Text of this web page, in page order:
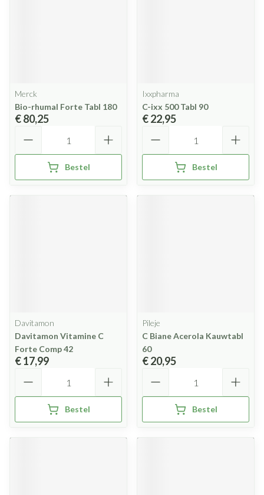
Merck
Bio-rhumal Forte Tabl 180
€ 80,25
Bestel
Ixxpharma
C-ixx 500 Tabl 90
€ 22,95
Bestel
Davitamon
Davitamon Vitamine C
Forte Comp 42
€ 17,99
Bestel
Pileje
C Biane Acerola Kauwtabl
60
€ 20,95
Bestel